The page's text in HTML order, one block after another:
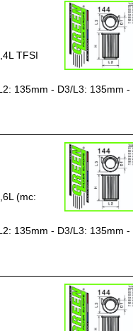
TFSI
135mm - D3/L3: 135mm -
(mc:
135mm - D3/L3: 135mm -